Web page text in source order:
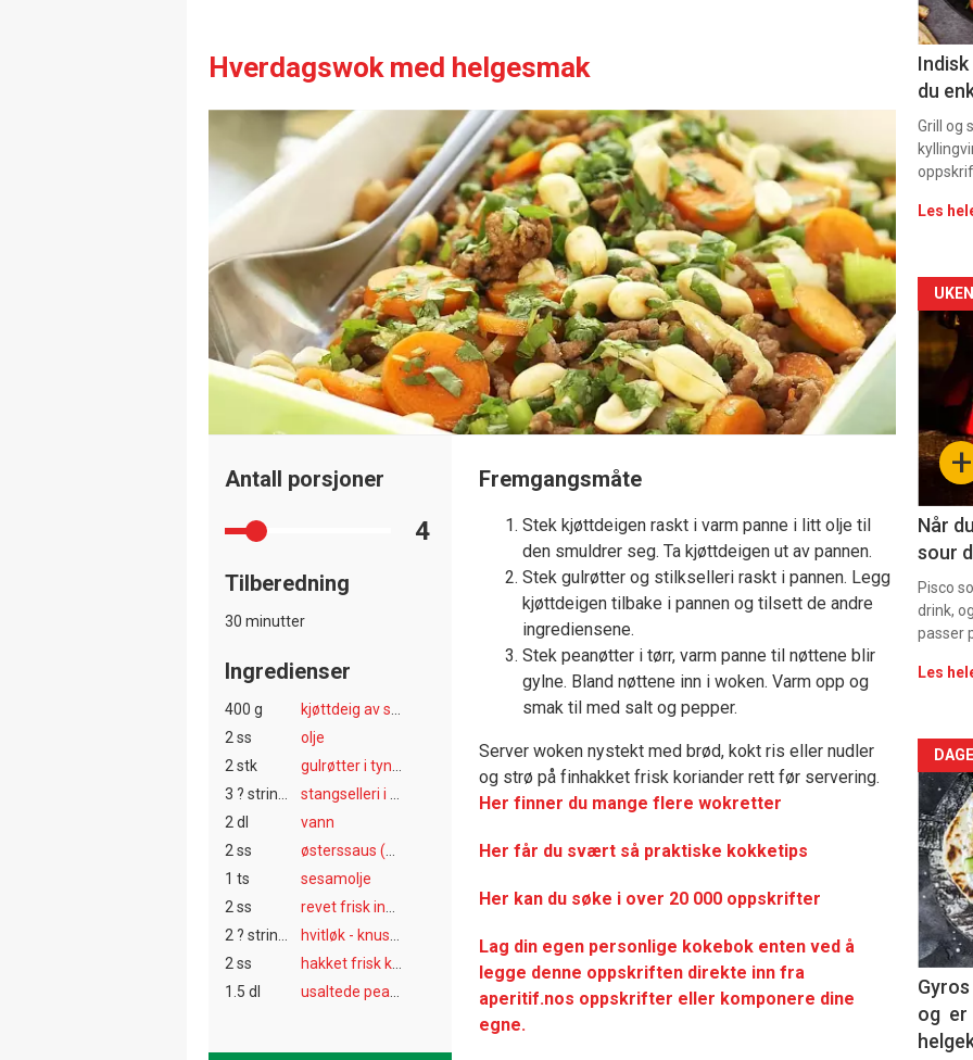
Hverdagswok med helgesmak
Antall porsjoner
4
Tilberedning
30 minutter
Ingredienser
400 g
2 ss
olje
2 stk
2 dl
vann
2 ss
1 ts
sesamolje
2 ss
2 ss
1.5 dl
Fremgangsmåte
Stek kjøttdeigen raskt i varm panne i litt olje til
den smuldrer seg. Ta kjøttdeigen ut av pannen.
Stek gulrøtter og stilkselleri raskt i pannen. Legg
kjøttdeigen tilbake i pannen og tilsett de andre
ingrediensene.
Stek peanøtter i tørr, varm panne til nøttene blir
gylne. Bland nøttene inn i woken. Varm opp og
smak til med salt og pepper.
Server woken nystekt med brød, kokt ris eller nudler
og strø på finhakket frisk koriander rett før servering.
Her finner du mange flere wokretter
Her får du svært så praktiske kokketips
Her kan du søke i over 20 000 oppskrifter
Lag din egen personlige kokebok enten ved å
legge denne oppskriften direkte inn fra
aperitif.nos oppskrifter eller komponere dine
egne.
11
du
Grill og
Les
11
rett
+
Når
sour
Pisco
drink,
passer
Les
-
11
rett
og er